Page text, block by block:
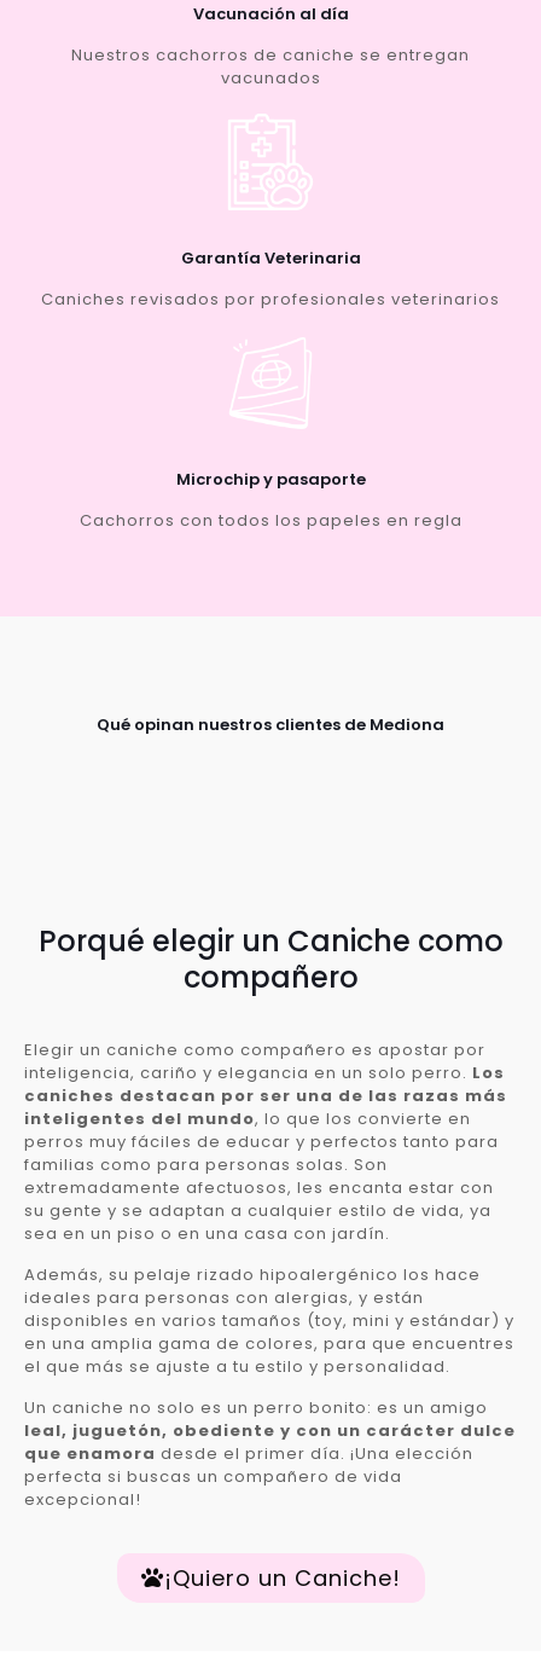
Vacunación al día
Nuestros cachorros de caniche se entregan
vacunados
Garantía Veterinaria
Caniches revisados por profesionales veterinarios
Microchip y pasaporte
Cachorros con todos los papeles en regla
Qué opinan nuestros clientes de Mediona
Porqué elegir un Caniche como
compañero
Elegir un caniche como compañero es apostar por
inteligencia, cariño y elegancia en un solo perro. Los
caniches destacan por ser una de las razas más
inteligentes del mundo, lo que los convierte en
perros muy fáciles de educar y perfectos tanto para
familias como para personas solas. Son
extremadamente afectuosos, les encanta estar con
su gente y se adaptan a cualquier estilo de vida, ya
sea en un piso o en una casa con jardín.
Además, su pelaje rizado hipoalergénico los hace
ideales para personas con alergias, y están
disponibles en varios tamaños (toy, mini y estándar) y
en una amplia gama de colores, para que encuentres
el que más se ajuste a tu estilo y personalidad.
Un caniche no solo es un perro bonito: es un amigo
leal, juguetón, obediente y con un carácter dulce
que enamora desde el primer día. ¡Una elección
perfecta si buscas un compañero de vida
excepcional!
¡Quiero un Caniche!